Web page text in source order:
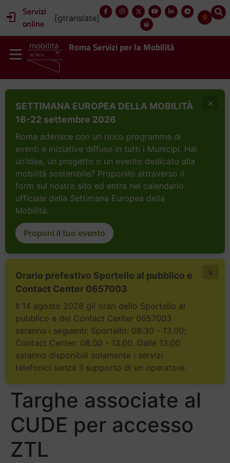
contenuto
Servizi
online
[gtranslate]
Roma Servizi per la Mobilità
SETTIMANA EUROPEA DELLA MOBILITÀ
16-22 settembre 2026
Roma aderisce con un ricco programma di
eventi e iniziative diffuse in tutti i Municipi. Hai
un’idea, un progetto o un evento dedicato alla
mobilità sostenibile? Proponilo attraverso il
form sul nostro sito ed entra nel calendario
ufficiale della Settimana Europea della
Mobilità.
Proponi il tuo evento
×
Orario prefestivo Sportello al pubblico e
Contact Center 0657003
Il 14 agosto 2026 gli orari dello Sportello al
pubblico e del Contact Center 0657003
saranno i seguenti: Sportello: 08:30 - 13.00;
Contact Center: 08.00 - 13.00. Dalle 13.00
saranno disponibili solamente i servizi
telefonici senza il supporto di un operatore.
×
Targhe associate al
CUDE per accesso
ZTL